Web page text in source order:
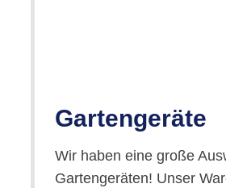
Gartengeräte
Wir haben eine große
Gartengeräten! Unser